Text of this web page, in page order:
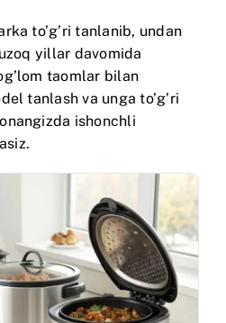
to’g’ri tanlanib, undan
yillar davomida
taomlar bilan
tanlash va unga to’g’ri
ishonchli